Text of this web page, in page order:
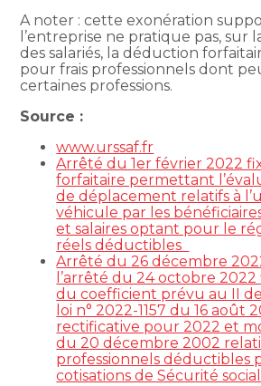
A noter : cette exonération
l’entreprise ne pratique pas, sur
des salariés, la déduction
pour frais professionnels dont
certaines professions.
Source :
www.urssaf.fr
Arrêté du 1er février 2022
forfaitaire permettant
de déplacement relatifs à
véhicule par les
et salaires optant pour le
réels déductibles
Arrêté du 26 décembre
l’arrêté du 24 octobre
du coefficient prévu au II de
loi n° 2022-1157 du 16 août
rectificative pour 2022 et
du 20 décembre 2002
professionnels déductibles
cotisations de Sécurité